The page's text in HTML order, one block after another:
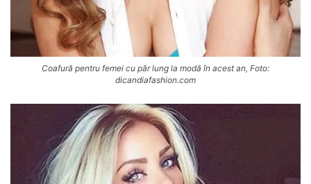
Coafură pentru femei cu păr lung la modă în acest an, Foto:
dicandiafashion.com